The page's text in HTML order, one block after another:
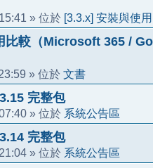
» 位於 [3.3.x] 安裝與使用
比較（Microsoft 365 /
» 位於 文書
完整包
» 位於 系統公告區
完整包
» 位於 系統公告區